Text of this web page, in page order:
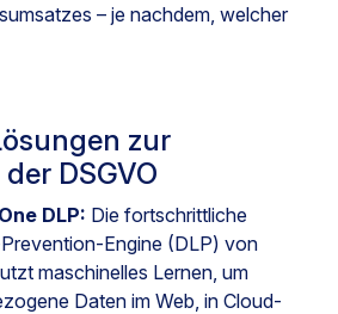
– je nachdem, welcher
zur
DSGVO
DLP: Die fortschrittliche
Engine (DLP) von
maschinelles Lernen, um
Daten im Web, in Cloud-